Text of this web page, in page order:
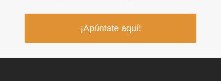
¡Apúntate aquí!